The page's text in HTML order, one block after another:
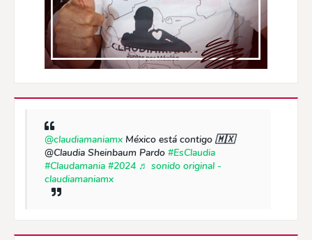
@claudiamaniamx México está contigo 🇲🇽
@Claudia Sheinbaum Pardo #EsClaudia
#Claudamania #2024 ♬ sonido original -
claudiamaniamx